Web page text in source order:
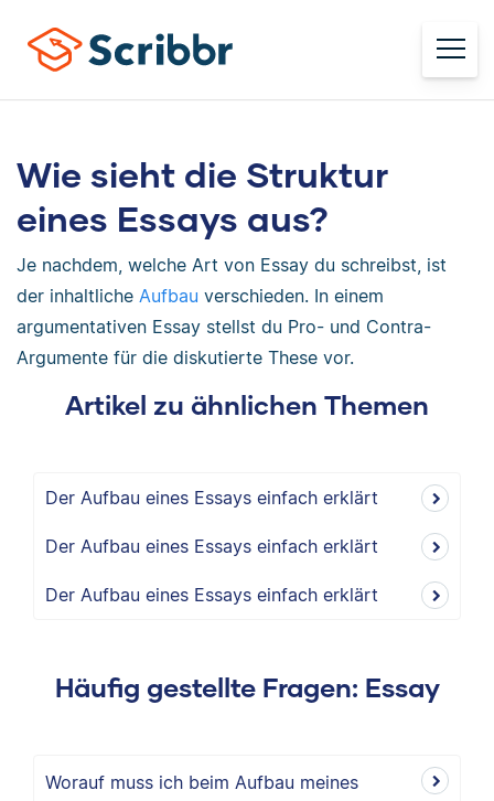
Wie sieht die Struktur
eines Essays aus?
Je nachdem, welche Art von Essay du schreibst, ist
der inhaltliche Aufbau verschieden. In einem
argumentativen Essay stellst du Pro- und Contra-
Argumente für die diskutierte These vor.
Artikel zu ähnlichen Themen
Der Aufbau eines Essays einfach erklärt
Der Aufbau eines Essays einfach erklärt
Der Aufbau eines Essays einfach erklärt
Häufig gestellte Fragen: Essay
Worauf muss ich beim Aufbau meines